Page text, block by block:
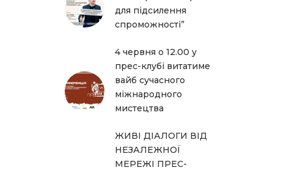
для підсилення
спроможності”
4 червня о 12.00 у
прес-клубі витатиме
вайб сучасного
міжнародного
мистецтва
ЖИВІ ДІАЛОГИ ВІД
НЕЗАЛЕЖНОЇ
МЕРЕЖІ ПРЕС-